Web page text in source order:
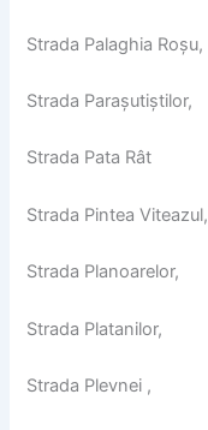
Strada Palaghia Roșu,
Strada Parașutiștilor,
Strada Pata Rât
Strada Pintea Viteazul,
Strada Planoarelor,
Strada Platanilor,
Strada Plevnei ,